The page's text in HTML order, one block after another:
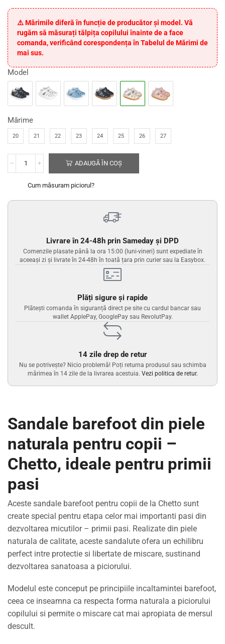
⚠️ Mărimile diferă în funcție de producător și model. Vă
rugăm să măsurați tălpița copilului înainte de a face
comanda, verificând corespondența în Tabelul de Mărimi de
mai sus.
Model
Mărime
20 21 22 23 24 25 26 27
ADAUGĂ ÎN COȘ
Cum măsuram piciorul?
Livrare în 24-48h prin Sameday și DPD
Comenzile plasate până la ora 15:00 (luni-vineri) sunt expediate în
aceeași zi și livrate în 24-48h în toată țara prin curier sau la Easybox.
Plăți sigure și rapide
Plătești comanda în siguranță direct pe site cu cardul bancar sau
wallet ApplePay, GooglePay sau RevolutPay.
14 zile drep de retur
Nu se potrivește? Nicio problemă! Poți returna produsul sau schimba
mărimea în 14 zile de la livrarea acestuia. Vezi politica de retur.
Sandale barefoot din piele
naturala pentru copii –
Chetto, ideale pentru primii
pasi
Aceste sandale barefoot pentru copii de la Chetto sunt
create special pentru etapa celor mai importanti pasi din
dezvoltarea micutilor – primii pasi. Realizate din piele
naturala de calitate, aceste sandalute ofera un echilibru
perfect intre protectie si libertate de miscare, sustinand
dezvoltarea sanatoasa a piciorului.
Modelul este conceput pe principiile incaltamintei barefoot,
ceea ce inseamna ca respecta forma naturala a piciorului
copilului si permite o miscare cat mai apropiata de mersul
descult.